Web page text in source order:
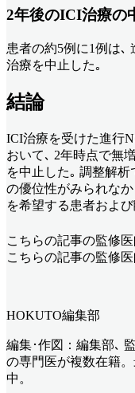
2年後のICI治療の
患者の約5例に1例は､
治療を中止した｡
結論
ICI治療を受けた進行
おいて､ 2年時点で無
を中止した｡ 調整解
の優位性がみられな
を希望する患者およ
こちらの記事の監修
こちらの記事の監修
HOKUTO編集部
編集･作図：編集部､
の専門医が複数在籍
中。